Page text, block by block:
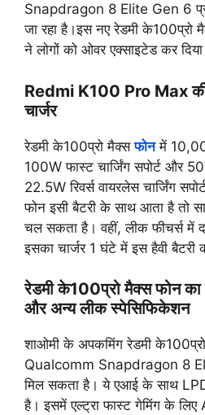
Snapdragon 8 Elite Gen 6
जा रहा है।इस नए रेडमी के100प्रो
ने लोगों को ओवर एक्साइटेड कर
Redmi K100 Pro Max
चार्जर
रेडमी के100प्रो मैक्सफोनमें
100W फास्ट चार्जिंग सपोर्ट और
22.5W रिवर्स वायरलेस चार्जिंग
फोन इसी बैटरी के साथ आता है तो
चल सकता है। वहीं, लीक फीचर्स में
इसका चार्जर 1 घंटे में इस हैवी बैटरी
रेडमी के100प्रो मैक्स फोन का
और अन्य लीक स्पेसिफिकेशन
शाओमी के अपकमिंग रेडमी के100प्रो
Qualcomm Snapdragon 8
मिल सकता है। ये एआई के साथ
है। इसमें एल्ट्रा फास्ट गेमिंग के